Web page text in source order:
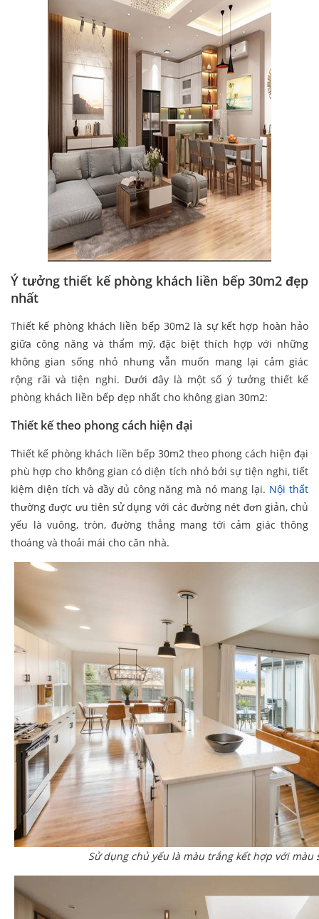
Ý tưởng thiết kế phòng khách liền bếp 30m2 đẹp
nhất
Thiết kế phòng khách liền bếp 30m2 là sự kết hợp hoàn hảo
giữa công năng và thẩm mỹ, đặc biệt thích hợp với những
không gian sống nhỏ nhưng vẫn muốn mang lại cảm giác
rộng rãi và tiện nghi. Dưới đây là một số ý tưởng thiết kế
phòng khách liền bếp đẹp nhất cho không gian 30m2:
Thiết kế theo phong cách hiện đại
Thiết kế phòng khách liền bếp 30m2 theo phong cách hiện đại
phù hợp cho không gian có diện tích nhỏ bởi sự tiện nghi, tiết
kiệm diện tích và đầy đủ công năng mà nó mang lại. Nội thất
thường được ưu tiên sử dụng với các đường nét đơn giản, chủ
yếu là vuông, tròn, đường thẳng mang tới cảm giác thông
thoáng và thoải mái cho căn nhà.
Sử dụng chủ yếu là màu trắng kết hợp với màu